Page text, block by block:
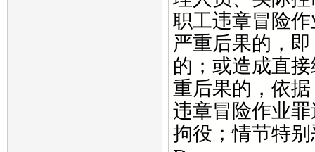
职工违章冒险
严重后果的，
的；或造成直
重后果的，依
违章冒险作业
拘役；情节特